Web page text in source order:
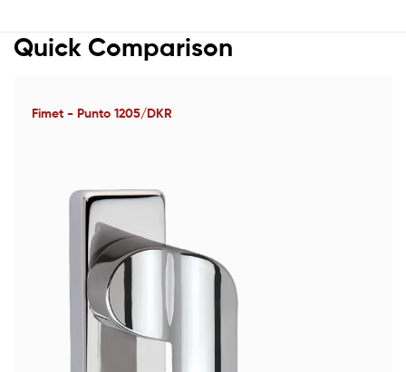
Quick Comparison
Fimet - Punto 1205/DKR